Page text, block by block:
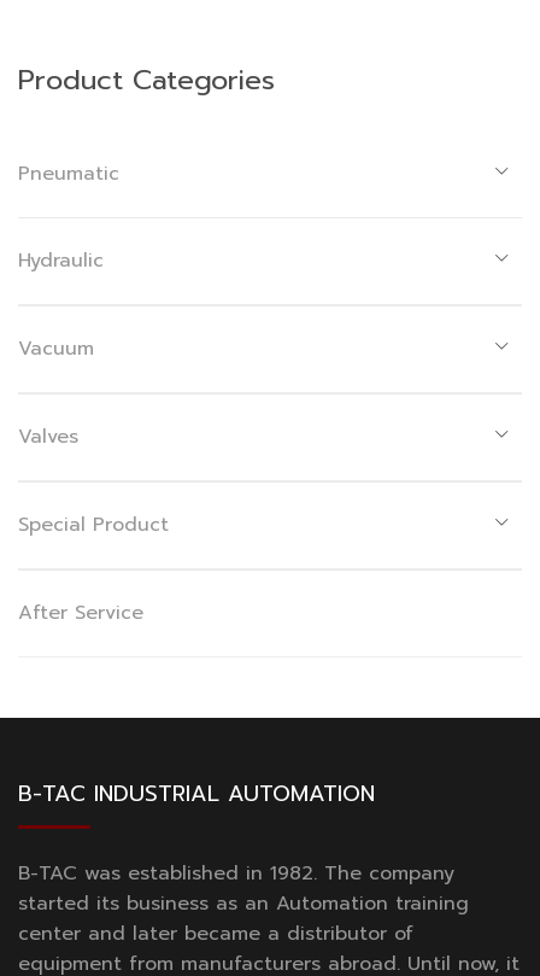
Product Categories
Pneumatic
Hydraulic
Vacuum
Valves
Special Product
After Service
B-TAC INDUSTRIAL AUTOMATION
B-TAC was established in 1982. The company
started its business as an Automation training
center and later became a distributor of
equipment from manufacturers abroad. Until now, it